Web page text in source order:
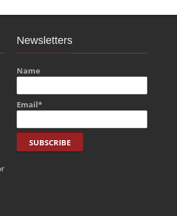
Newsletters
Name
Email*